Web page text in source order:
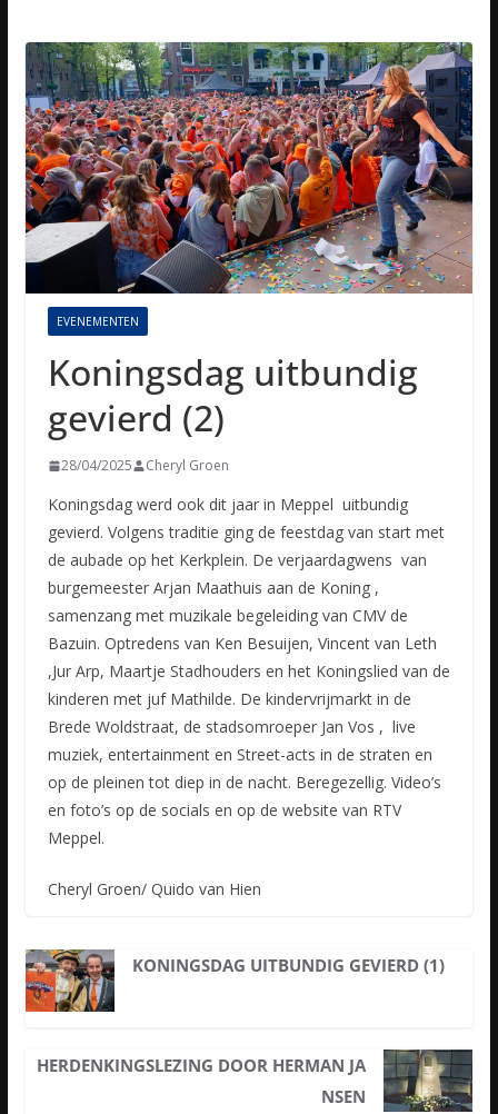
EVENEMENTEN
Koningsdag uitbundig
gevierd (2)
28/04/2025 Cheryl Groen
Koningsdag werd ook dit jaar in Meppel uitbundig
gevierd. Volgens traditie ging de feestdag van start met
de aubade op het Kerkplein. De verjaardagwens van
burgemeester Arjan Maathuis aan de Koning ,
samenzang met muzikale begeleiding van CMV de
Bazuin. Optredens van Ken Besuijen, Vincent van Leth
,Jur Arp, Maartje Stadhouders en het Koningslied van de
kinderen met juf Mathilde. De kindervrijmarkt in de
Brede Woldstraat, de stadsomroeper Jan Vos , live
muziek, entertainment en Street-acts in de straten en
op de pleinen tot diep in de nacht. Beregezellig. Video’s
en foto’s op de socials en op de website van RTV
Meppel.
Cheryl Groen/ Quido van Hien
KONINGSDAG UITBUNDIG GEVIERD (1)
HERDENKINGSLEZING DOOR HERMAN JA
NSEN